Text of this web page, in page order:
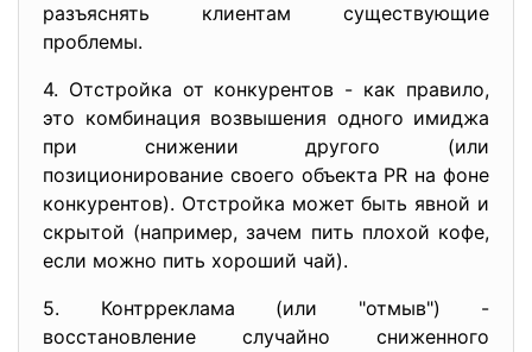
разъяснять клиентам существующие
проблемы.
4. Отстройка от конкурентов - как правило,
это комбинация возвышения одного имиджа
при снижении другого (или
позиционирование своего объекта PR на фоне
конкурентов). Отстройка может быть явной и
скрытой (например, зачем пить плохой кофе,
если можно пить хороший чай).
5. Контрреклама (или "отмыв") -
восстановление случайно сниженного